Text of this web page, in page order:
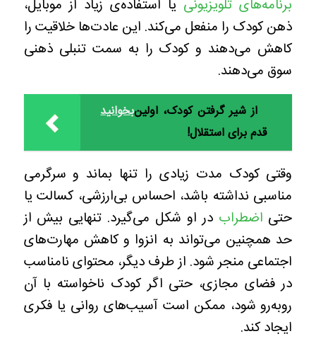
برنامه‌های تلویزیونی یا استفاده‌ی زیاد از موبایل،
ذهن کودک را منفعل می‌کند. این عادت‌ها خلاقیت را
کاهش می‌دهند و کودک را به سمت تنبلی ذهنی
سوق می‌دهند.
بخوانیداز شیر گرفتن کودک، اولین
قدم برای استقلال!
وقتی کودک مدت زیادی را تنها بماند و سرگرمی
مناسبی نداشته باشد، احساس بی‌ارزشی، کسالت یا
حتی اضطراب در او شکل می‌گیرد. تنهایی بیش از
حد همچنین می‌تواند به انزوا و کاهش مهارت‌های
اجتماعی منجر شود. از طرف دیگر، محتوای نامناسب
در فضای مجازی، حتی اگر کودک ناخواسته با آن
روبه‌رو شود، ممکن است آسیب‌های روانی یا فکری
ایجاد کند.